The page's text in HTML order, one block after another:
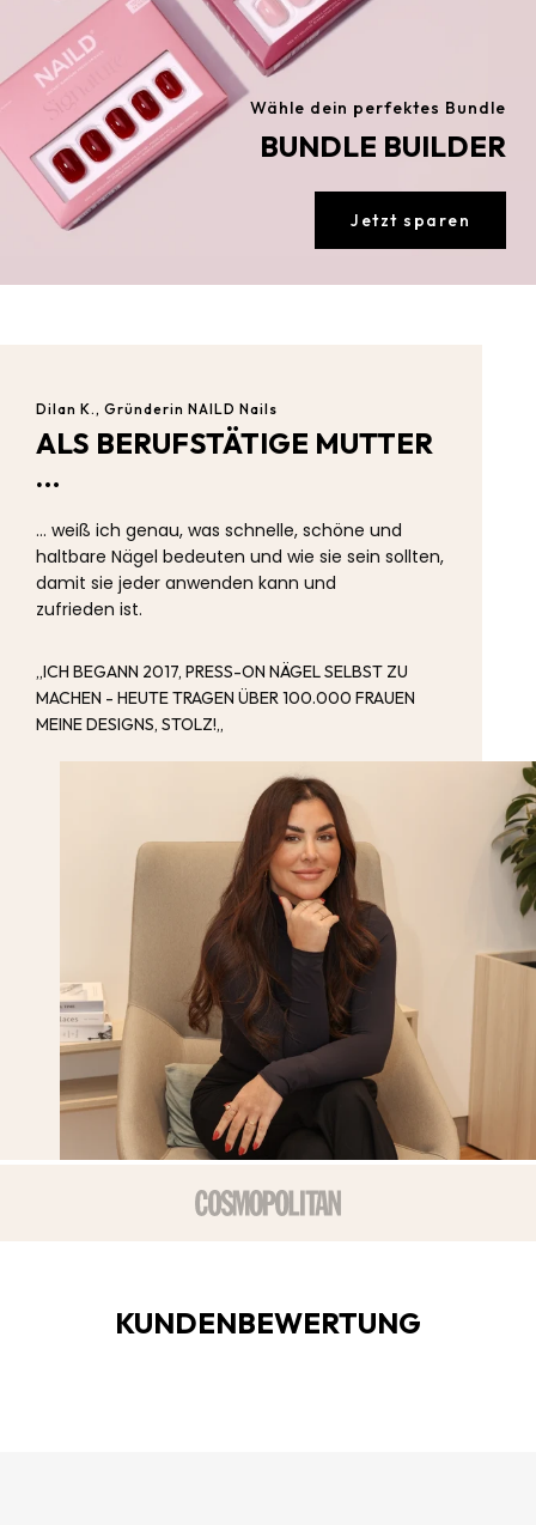
Wähle dein perfektes Bundle
BUNDLE BUILDER
Jetzt sparen
Dilan K., Gründerin NAILD Nails
ALS BERUFSTÄTIGE MUTTER
…
… weiß ich genau, was schnelle, schöne und
haltbare Nägel bedeuten und wie sie sein sollten,
damit sie jeder anwenden kann und
zufrieden ist.
„ICH BEGANN 2017, PRESS-ON NÄGEL SELBST ZU
MACHEN - HEUTE TRAGEN ÜBER 100.000 FRAUEN
MEINE DESIGNS, STOLZ!„
KUNDENBEWERTUNG